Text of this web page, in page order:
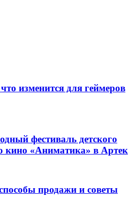
изменится для геймеров
фестиваль детского
кино «Аниматика» в Артек
продажи и советы